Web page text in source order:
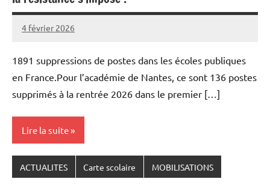
4 février 2026
Snudifo44
1891 suppressions de postes dans les écoles publiques
en France.Pour l’académie de Nantes, ce sont 136 postes
supprimés à la rentrée 2026 dans le premier […]
Lire la suite
ACTUALITES Carte scolaire MOBILISATIONS